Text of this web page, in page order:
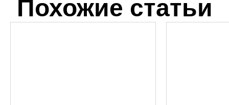
Похожие статьи